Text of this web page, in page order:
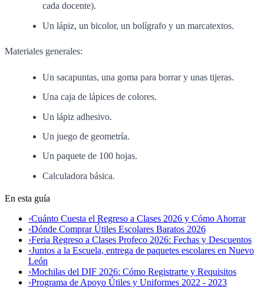
cada docente).
Un lápiz, un bicolor, un bolígrafo y un marcatextos.
Materiales generales:
Un sacapuntas, una goma para borrar y unas tijeras.
Una caja de lápices de colores.
Un lápiz adhesivo.
Un juego de geometría.
Un paquete de 100 hojas.
Calculadora básica.
En esta guía
›Cuánto Cuesta el Regreso a Clases 2026 y Cómo Ahorrar
›Dónde Comprar Útiles Escolares Baratos 2026
›Feria Regreso a Clases Profeco 2026: Fechas y Descuentos
›Juntos a la Escuela, entrega de paquetes escolares en Nuevo
León
›Mochilas del DIF 2026: Cómo Registrarte y Requisitos
›Programa de Apoyo Útiles y Uniformes 2022 - 2023